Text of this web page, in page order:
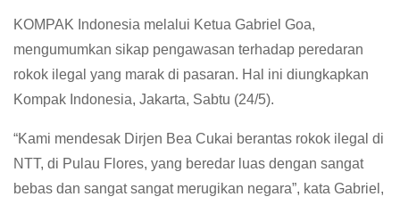
KOMPAK Indonesia melalui Ketua Gabriel Goa,
mengumumkan sikap pengawasan terhadap peredaran
rokok ilegal yang marak di pasaran. Hal ini diungkapkan
Kompak Indonesia, Jakarta, Sabtu (24/5).
“Kami mendesak Dirjen Bea Cukai berantas rokok ilegal di
NTT, di Pulau Flores, yang beredar luas dengan sangat
bebas dan sangat sangat merugikan negara”, kata Gabriel,